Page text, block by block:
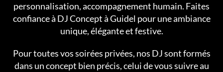
personnalisation, accompagnement humain. Faites
confiance à DJ Concept à Guidel pour une ambiance
unique, élégante et festive.
Pour toutes vos soirées privées, nos DJ sont formés
dans un concept bien précis, celui de vous suivre au